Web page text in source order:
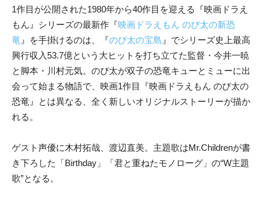
1作目が公開された1980年から40作目を迎える『映画ドラえ
もん』シリーズの最新作『映画ドラえもん のび太の新恐
竜 』を手掛けるのは、『のび太の宝島 』でシリーズ史上最高
興行収入53.7億という大ヒットを打ち立てた監督・今井一暁
と脚本・川村元気。のび太が双子の恐竜キューとミューに出
会って始まる物語で、映画1作目『映画ドラえもん のび太の
恐竜』とは異なる、全く新しいオリジナルストーリーが描か
れる。
ゲスト声優に木村拓哉、渡辺直美。主題歌はMr.Childrenが書
き下ろした「Birthday」「君と重ねたモノローグ」の“W主題
歌”となる。